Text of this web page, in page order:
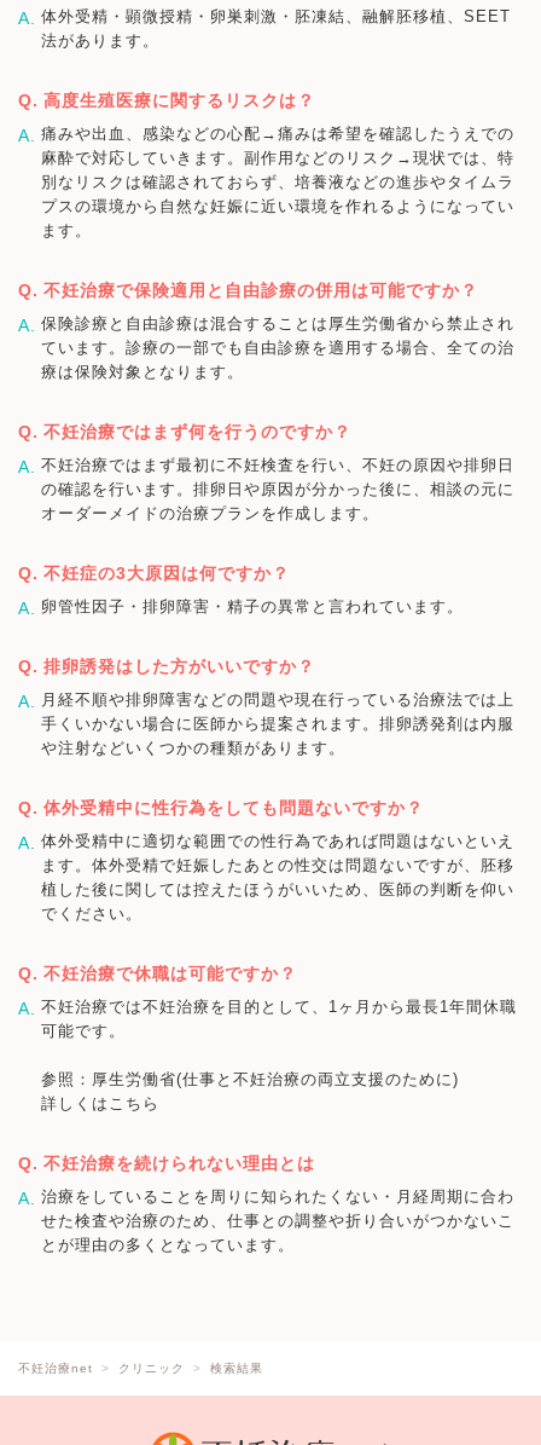
体外受精・顕微授精・卵巣刺激・胚凍結、融解胚移植、SEET
法があります。
高度生殖医療に関するリスクは？
痛みや出血、感染などの心配→痛みは希望を確認したうえでの
麻酔で対応していきます。副作用などのリスク→現状では、特
別なリスクは確認されておらず、培養液などの進歩やタイムラ
プスの環境から自然な妊娠に近い環境を作れるようになってい
ます。
不妊治療で保険適用と自由診療の併用は可能ですか？
保険診療と自由診療は混合することは厚生労働省から禁止され
ています。診療の一部でも自由診療を適用する場合、全ての治
療は保険対象となります。
不妊治療ではまず何を行うのですか？
不妊治療ではまず最初に不妊検査を行い、不妊の原因や排卵日
の確認を行います。排卵日や原因が分かった後に、相談の元に
オーダーメイドの治療プランを作成します。
不妊症の3大原因は何ですか？
卵管性因子・排卵障害・精子の異常と言われています。
排卵誘発はした方がいいですか？
月経不順や排卵障害などの問題や現在行っている治療法では上
手くいかない場合に医師から提案されます。排卵誘発剤は内服
や注射などいくつかの種類があります。
体外受精中に性行為をしても問題ないですか？
体外受精中に適切な範囲での性行為であれば問題はないといえ
ます。体外受精で妊娠したあとの性交は問題ないですが、胚移
植した後に関しては控えたほうがいいため、医師の判断を仰い
でください。
不妊治療で休職は可能ですか？
不妊治療では不妊治療を目的として、1ヶ月から最長1年間休職
可能です。
参照：厚生労働省(仕事と不妊治療の両立支援のために)
詳しくはこちら
不妊治療を続けられない理由とは
治療をしていることを周りに知られたくない・月経周期に合わ
せた検査や治療のため、仕事との調整や折り合いがつかないこ
とが理由の多くとなっています。
不妊治療net クリニック 検索結果